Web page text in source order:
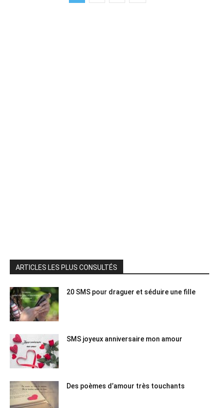
ARTICLES LES PLUS CONSULTÉS
20 SMS pour draguer et séduire une fille
SMS joyeux anniversaire mon amour
Des poèmes d’amour très touchants